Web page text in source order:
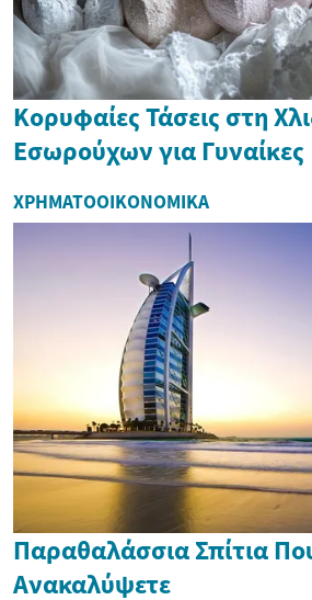
Κορυφαίες Τάσεις στη
Εσωρούχων για Γυναίκες
ΧΡΗΜΑΤΟΟΙΚΟΝΟΜΙΚΆ
Παραθαλάσσια Σπίτια
Ανακαλύψετε